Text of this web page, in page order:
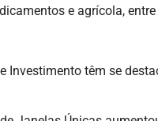
e agrícola,
Investimento têm se